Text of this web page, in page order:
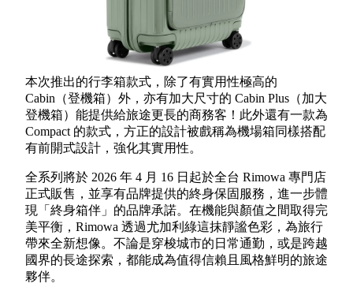
本次推出的行李箱款式，除了有實用性極高的
Cabin（登機箱）外，亦有加大尺寸的 Cabin Plus（加大
登機箱）能提供給旅途更長的商務客！此外還有一款為
Compact 的款式，方正的設計被戲稱為機場箱同樣搭配
有前開式設計，強化其實用性。
全系列將於 2026 年 4 月 16 日起於全台 Rimowa 專門店
正式販售，並享有品牌提供的終身保固服務，進一步體
現「終身箱伴」的品牌承諾。在機能與顏值之間取得完
美平衡，Rimowa 透過尤加利綠這抹靜謐色彩，為旅行
帶來全新想像。不論是穿梭城市的日常通勤，或是跨越
國界的長途探索，都能成為值得信賴且風格鮮明的旅途
夥伴。